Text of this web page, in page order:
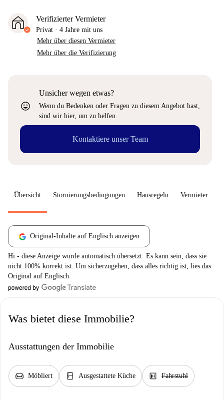
Verifizierter Vermieter
Privat · 4 Jahre mit uns
Mehr über diesen Vermieter
Mehr über die Verifizierung
sentiment_very_satisfied
Unsicher wegen etwas?
Wenn du Bedenken oder Fragen zu diesem Angebot hast,
sind wir hier, um zu helfen.
Kontaktiere unser Team
Übersicht Stornierungsbedingungen Hausregeln Vermieter
Original-Inhalte auf Englisch anzeigen
Hi - diese Anzeige wurde automatisch übersetzt. Es kann sein, dass sie
nicht 100% korrekt ist. Um sicherzugehen, dass alles richtig ist, lies das
Original auf Englisch.
Was bietet diese Immobilie?
Ausstattungen der Immobilie
chair Möbliert kitchen Ausgestattete Küche elevator Fahrstuhl